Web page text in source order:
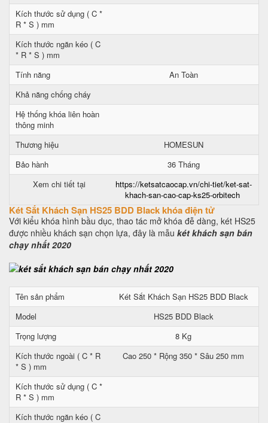
Kích thước sử dụng ( C *
R * S ) mm
Kích thước ngăn kéo ( C
* R * S ) mm
Tính năng
An Toàn
Khả năng chống cháy
Hệ thống khóa liên hoàn
thông minh
Thương hiệu
HOMESUN
Bảo hành
36 Tháng
Xem chi tiết tại
https://ketsatcaocap.vn/chi-tiet/ket-sat-
khach-san-cao-cap-ks25-orbitech
Két Sắt Khách Sạn HS25 BDD Black khóa điện tử
Với kiểu khóa hình bầu dục, thao tác mở khóa đễ dàng, két HS25
được nhiều khách sạn chọn lựa, đây là mẫu két khách sạn bán
chạy nhất 2020
Tên sản phẩm
Két Sắt Khách Sạn HS25 BDD Black
Model
HS25 BDD Black
Trọng lượng
8 Kg
Kích thước ngoài ( C * R
* S ) mm
Cao 250 * Rộng 350 * Sâu 250 mm
Kích thước sử dụng ( C *
R * S ) mm
Kích thước ngăn kéo ( C